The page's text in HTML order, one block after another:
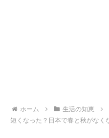
ホーム 生活の知恵
短くなった？日本で春と秋がなく